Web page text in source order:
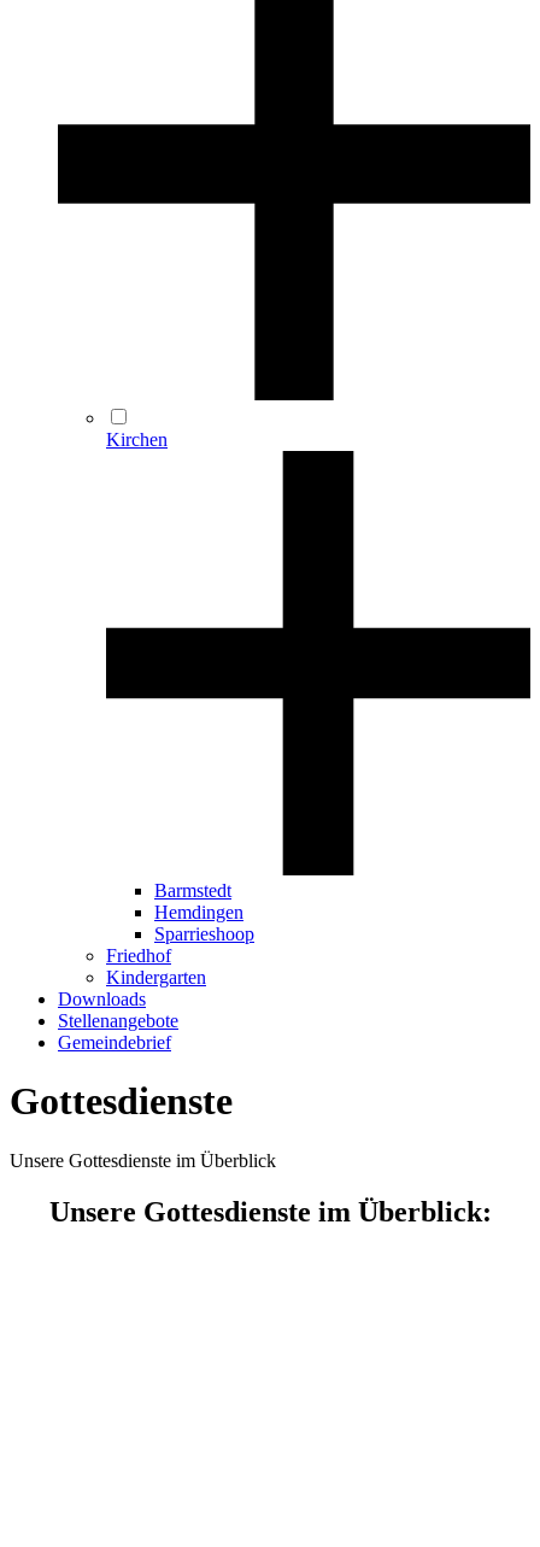
Kirchen
Barmstedt
Hemdingen
Sparrieshoop
Friedhof
Kindergarten
Downloads
Stellenangebote
Gemeindebrief
Gottesdienste
Unsere Gottesdienste im Überblick
Unsere Gottesdienste im Überblick: